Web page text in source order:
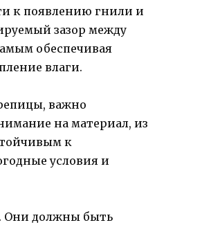
к появлению гнили и
зазор между
обеспечивая
влаги.
важно
на материал, из
к
условия и
Они должны быть